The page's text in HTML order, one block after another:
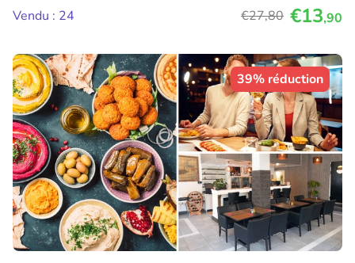
Vendu : 24
€27,80 €13,90
39% réduction